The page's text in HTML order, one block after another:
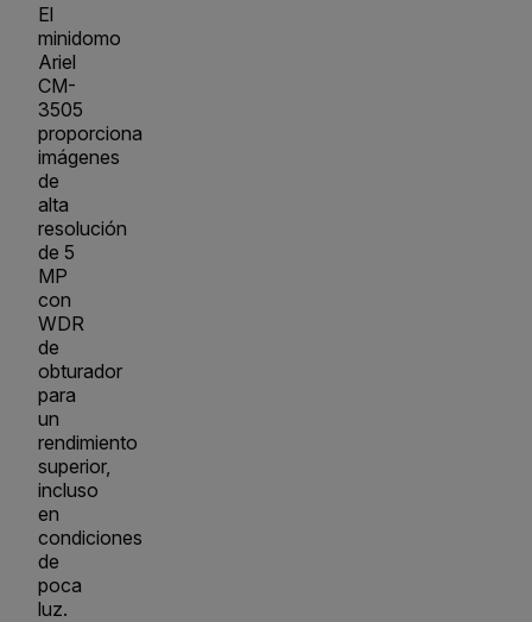
El
minidomo
Ariel
CM-
3505
proporciona
imágenes
de
alta
resolución
de 5
MP
con
WDR
de
obturador
para
un
rendimiento
superior,
incluso
en
condiciones
de
poca
luz.